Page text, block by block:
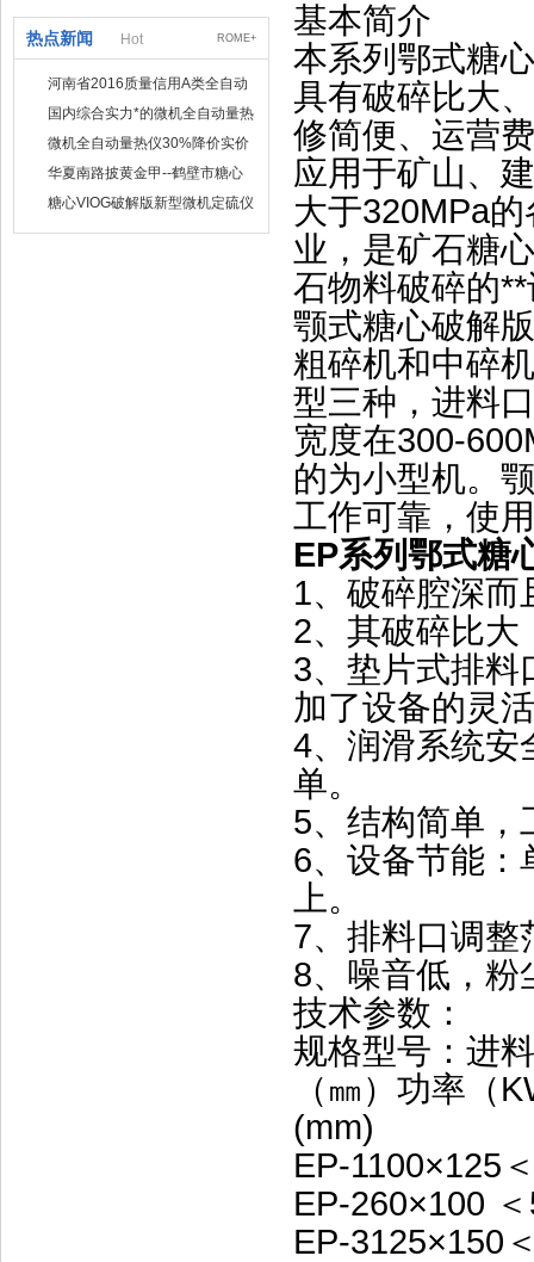
热点新闻 Hot ROME+
河南省2016质量信用A类全自动
量热仪
国内综合实力*的微机全自动量热
仪制造企业
微机全自动量热仪30%降价实价
出售
华夏南路披黄金甲--鹤壁市糖心
VIOG破解版仪器仪表有限公司
糖心VIOG破解版新型微机定硫仪
基本简介
本系列鄂式糖
具有破碎比大
修简便、运营
应用于矿山、
大于320MPa
业，是矿石糖
石物料破碎的
颚式糖心破解
粗碎机和中碎
型三种，进料
宽度在300-
的为小型机。
工作可靠，使
EP系列鄂式糖
1、破碎腔深而
2、其破碎比大
3、垫片式排料
加了设备的灵
4、润滑系统安
单。
5、结构简单，
6、设备节能：
上。
7、排料口调整
8、噪音低，粉
技术参数：
规格型号：进
（㎜）功率（
(mm)
EP-1100×125
EP-260×100
EP-3125×150